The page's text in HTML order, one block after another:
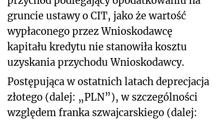
gruncie ustawy o CIT, jako że wartość
wypłaconego przez Wnioskodawcę
kapitału kredytu nie stanowiła kosztu
uzyskania przychodu Wnioskodawcy.
Postępująca w ostatnich latach deprecjacja
złotego (dalej: „PLN”), w szczególności
względem franka szwajcarskiego (dalej: